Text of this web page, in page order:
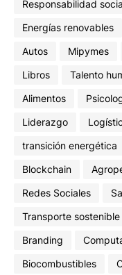
Responsabilidad
Energías renovables
Autos
Mipymes
Libros
Talento
Alimentos
Liderazgo
transición energética
Blockchain
Redes Sociales
Transporte sostenible
Branding
Biocombustibles